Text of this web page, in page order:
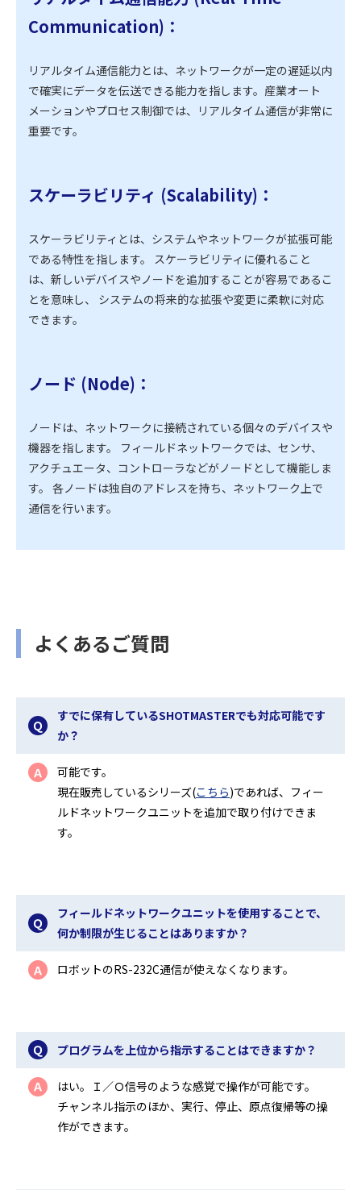
Communication)：
リアルタイム通信能力とは、ネットワークが一定の遅延以内
で確実にデータを伝送できる能力を指します。産業オート
メーションやプロセス制御では、リアルタイム通信が非常に
重要です。
スケーラビリティ (Scalability)：
スケーラビリティとは、システムやネットワークが拡張可能
である特性を指します。 スケーラビリティに優れること
は、新しいデバイスやノードを追加することが容易であるこ
とを意味し、 システムの将来的な拡張や変更に柔軟に対応
できます。
ノード (Node)：
ノードは、ネットワークに接続されている個々のデバイスや
機器を指します。 フィールドネットワークでは、センサ、
アクチュエータ、コントローラなどがノードとして機能しま
す。 各ノードは独自のアドレスを持ち、ネットワーク上で
通信を行います。
よくあるご質問
Ｑ
すでに保有しているSHOTMASTERでも対応可能です
か？
Ａ
可能です。
現在販売しているシリーズ(こちら)であれば、フィー
ルドネットワークユニットを追加で取り付けできま
す。
Ｑ
フィールドネットワークユニットを使用することで、
何か制限が生じることはありますか？
Ａ ロボットのRS-232C通信が使えなくなります。
Ｑ プログラムを上位から指示することはできますか？
Ａ
はい。Ｉ／Ｏ信号のような感覚で操作が可能です。
チャンネル指示のほか、実行、停止、原点復帰等の操
作ができます。